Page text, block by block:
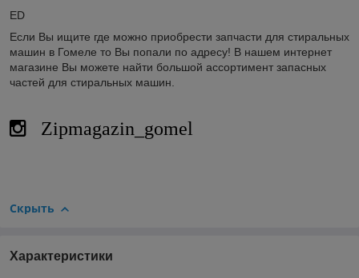
ED
Если Вы ищите где можно приобрести запчасти для стиральных
машин в Гомеле то Вы попали по адресу! В нашем интернет
магазине Вы можете найти большой ассортимент запасных
частей для стиральных машин.
Zipmagazin_gomel
Скрыть
Характеристики